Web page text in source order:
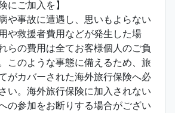
にご加入を】
や事故に遭遇し、思いもよらない
や救援者費用などが発生した場
らの費用は全てお客様個人のご負
このような事態に備えるため、旅
がカバーされた海外旅行保険へ必
い。海外旅行保険に加入されない
の参加をお断りする場合がござい